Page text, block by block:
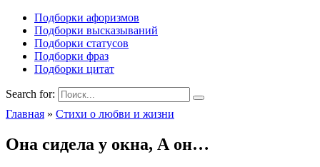
Подборки афоризмов
Подборки высказываний
Подборки статусов
Подборки фраз
Подборки цитат
Search for:
Главная » Стихи о любви и жизни
Она сидела у окна, А он…